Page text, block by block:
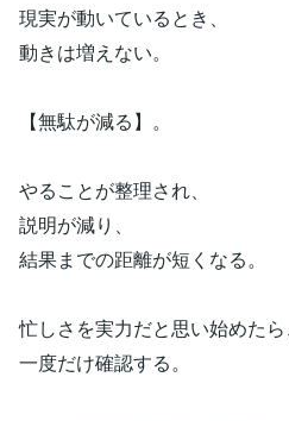
現実が動いているとき、
動きは増えない。
【無駄が減る】。
やることが整理され、
説明が減り、
結果までの距離が短くなる。
忙しさを実力だと思い始めたら
一度だけ確認する。